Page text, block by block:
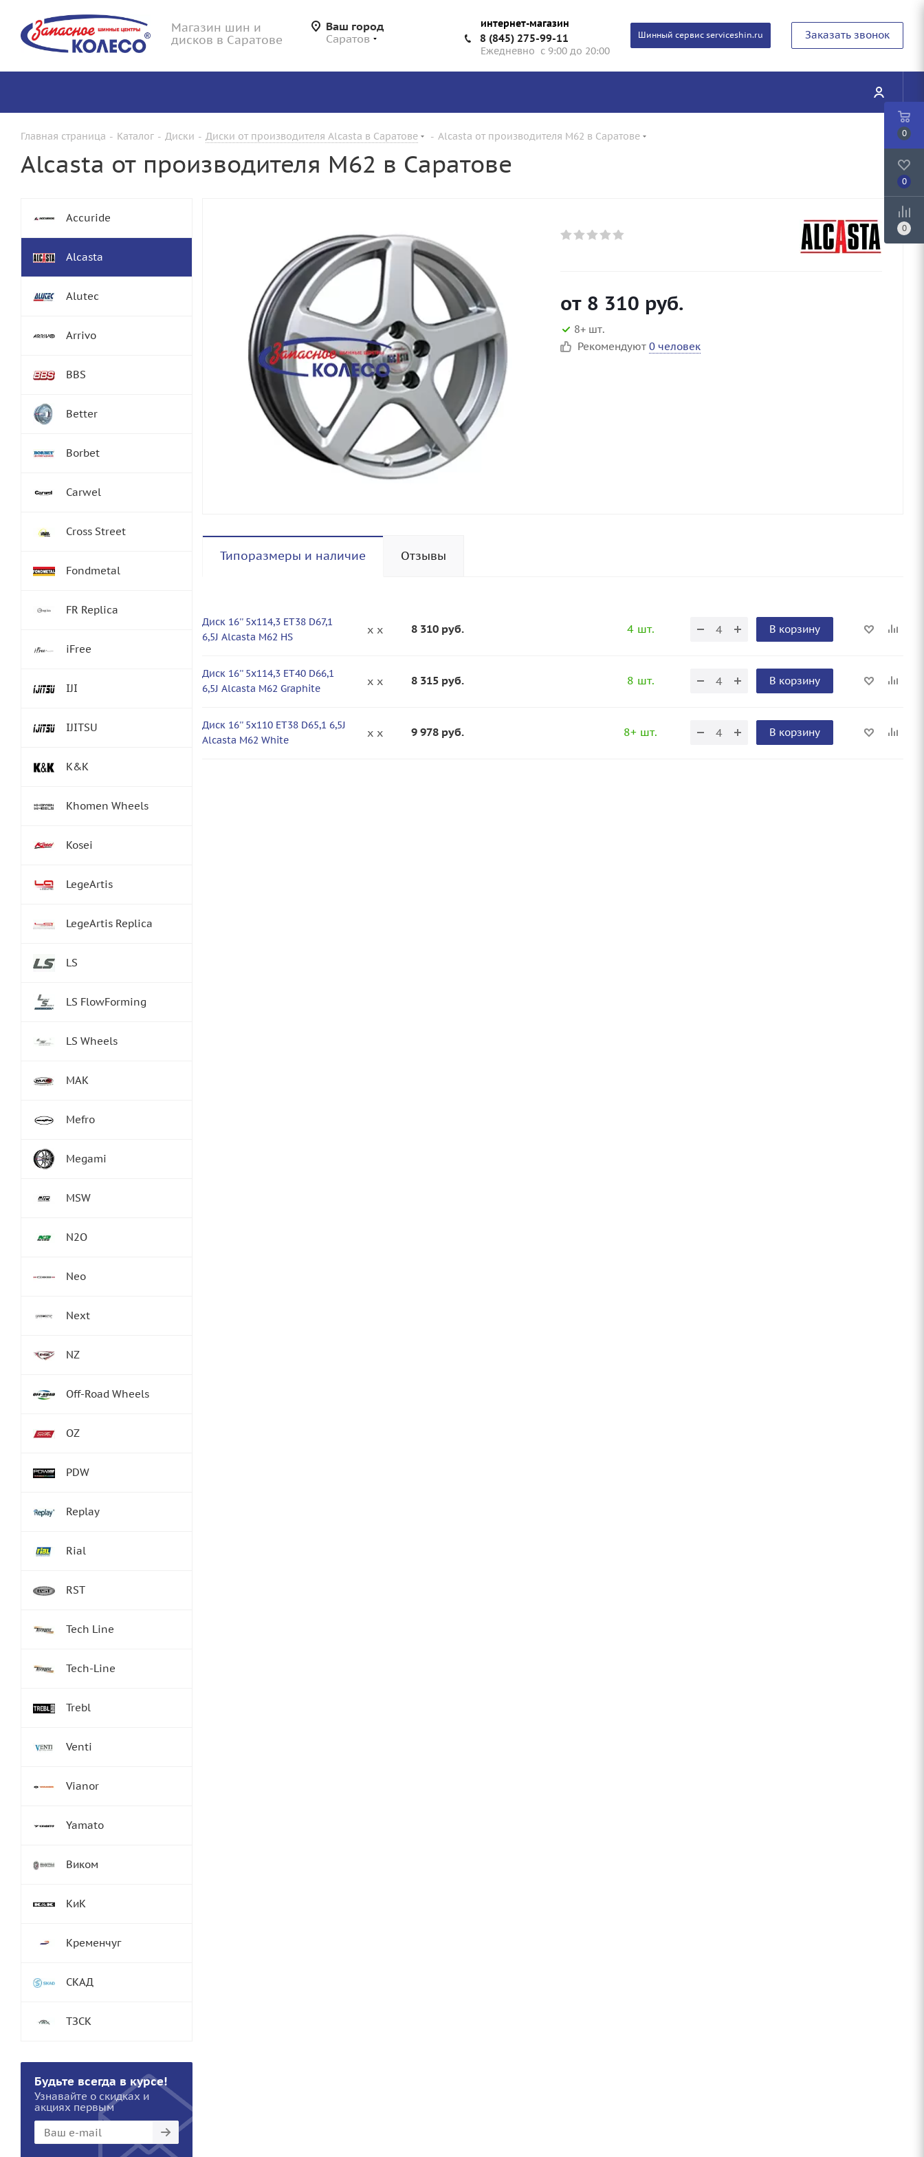
Магазин шин и
дисков в Саратове
Ваш город
Саратов
интернет-магазин
8 (845) 275-99-11
Ежедневно с 9:00 до 20:00
Шинный сервис serviceshin.ru Заказать звонок
Главная страница - Каталог - Диски - Диски от производителя Alcasta в Саратове - Alcasta от производителя M62 в Саратове
Alcasta от производителя M62 в Саратове
от 8 310 руб.
8+ шт.
Рекомендуют 0 человек
Типоразмеры и наличие Отзывы
Диск 16'' 5x114,3 ET38 D67,1
6,5J Alcasta M62 HS
x x 8 310 руб. 4 шт. В корзину
Диск 16'' 5x114,3 ET40 D66,1
6,5J Alcasta M62 Graphite
x x 8 315 руб. 8 шт. В корзину
Диск 16'' 5x110 ET38 D65,1 6,5J
Alcasta M62 White
x x 9 978 руб. 8+ шт. В корзину
Accuride
Alcasta
Alutec
Arrivo
BBS
Better
Borbet
Carwel
Cross Street
Fondmetal
FR Replica
iFree
IJI
IJITSU
K&K
Khomen Wheels
Kosei
LegeArtis
LegeArtis Replica
LS
LS FlowForming
LS Wheels
MAK
Mefro
Megami
MSW
N2O
Neo
Next
NZ
Off-Road Wheels
OZ
PDW
Replay
Rial
RST
Tech Line
Tech-Line
Trebl
Venti
Vianor
Yamato
Виком
КиК
Кременчуг
СКАД
ТЗСК
Будьте всегда в курсе!
Узнавайте о скидках и
акциях первым
0
0
0